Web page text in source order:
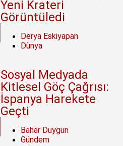
Yeni Krateri
Görüntüledi
Derya Eskiyapan
Dünya
Sosyal Medyada
Kitlesel Göç Çağrısı:
İspanya Harekete
Geçti
Bahar Duygun
Gündem